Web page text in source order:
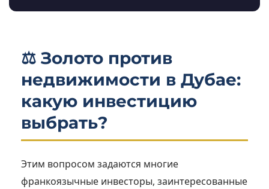
⚖️ Золото против
недвижимости в Дубае:
какую инвестицию
выбрать?
Этим вопросом задаются многие
франкоязычные инвесторы, заинтересованные